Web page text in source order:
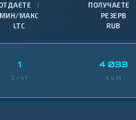
↕
МИН/МАКС
LTC
ПОЛУЧАЕТЕ
РЕЗЕРВ
RUB
1
2 / 47
4 033
9,4 M